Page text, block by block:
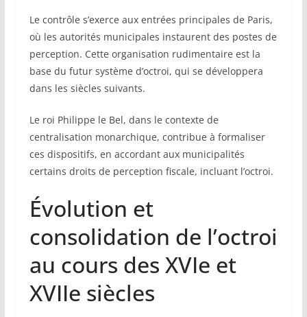
Le contrôle s’exerce aux entrées principales de Paris,
où les autorités municipales instaurent des postes de
perception. Cette organisation rudimentaire est la
base du futur système d’octroi, qui se développera
dans les siècles suivants.
Le roi Philippe le Bel, dans le contexte de
centralisation monarchique, contribue à formaliser
ces dispositifs, en accordant aux municipalités
certains droits de perception fiscale, incluant l’octroi.
Évolution et
consolidation de l’octroi
au cours des XVIe et
XVIIe siècles